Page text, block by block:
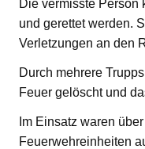
Die vermisste Person
und gerettet werden.
Verletzungen an den
Durch mehrere
Feuer gelöscht und
Im Einsatz waren
Feuerwehreinheiten